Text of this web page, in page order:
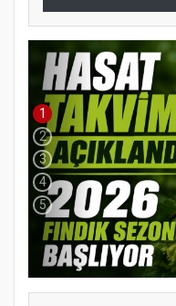
YENİ PARTİ
ÜYE
1
2
3
4
5